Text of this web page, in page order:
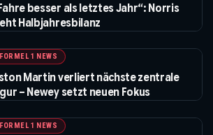
besser als letztes Jahr“: Norris
Halbjahresbilanz
FORMEL 1 NEWS
Martin verliert nächste zentrale
– Newey setzt neuen Fokus
FORMEL 1 NEWS